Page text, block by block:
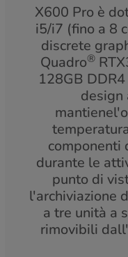
X600 Pro è
i5/i7 (fino a 8
discrete
Quadro®
128GB
design
componenti
durante le
punto di
l'archiviazione
a tre unità a
rimovibili